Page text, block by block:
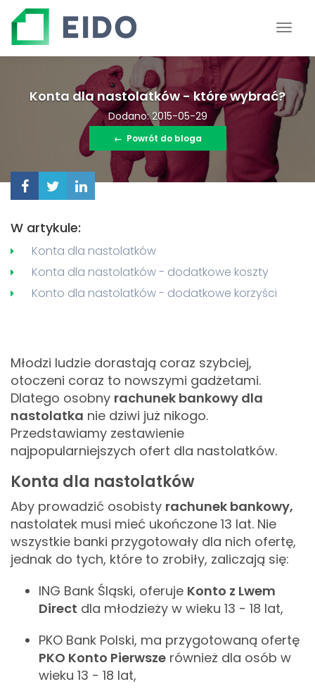
Konta dla nastolatków - które wybrać?
Dodano: 2015-05-29
← Powrót do bloga
W artykule:
Konta dla nastolatków
Konta dla nastolatków - dodatkowe koszty
Konto dla nastolatków - dodatkowe korzyści
Młodzi ludzie dorastają coraz szybciej,
otoczeni coraz to nowszymi gadżetami.
Dlatego osobny rachunek bankowy dla
nastolatka nie dziwi już nikogo.
Przedstawiamy zestawienie
najpopularniejszych ofert dla nastolatków.
Konta dla nastolatków
Aby prowadzić osobisty rachunek bankowy,
nastolatek musi mieć ukończone 13 lat. Nie
wszystkie banki przygotowały dla nich ofertę,
jednak do tych, które to zrobiły, zaliczają się:
ING Bank Śląski, oferuje Konto z Lwem
Direct dla młodzieży w wieku 13 - 18 lat,
PKO Bank Polski, ma przygotowaną ofertę
PKO Konto Pierwsze również dla osób w
wieku 13 - 18 lat,